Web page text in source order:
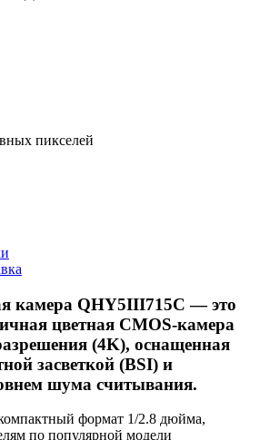
пикселей
камера QHY5III715C — это
цветная CMOS-камера
(4K), оснащенная
засветкой (BSI) и
шума считывания.
формат 1/2.8 дюйма,
по популярной модели